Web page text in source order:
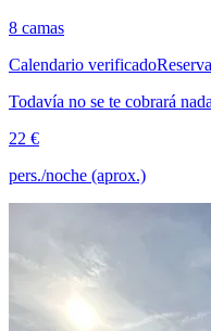
8 camas
Calendario verificado
Todavía no se te cobrará
22 €
pers./noche (aprox.)